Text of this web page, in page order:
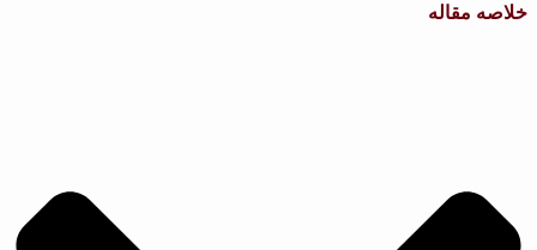
خلاصه مقاله